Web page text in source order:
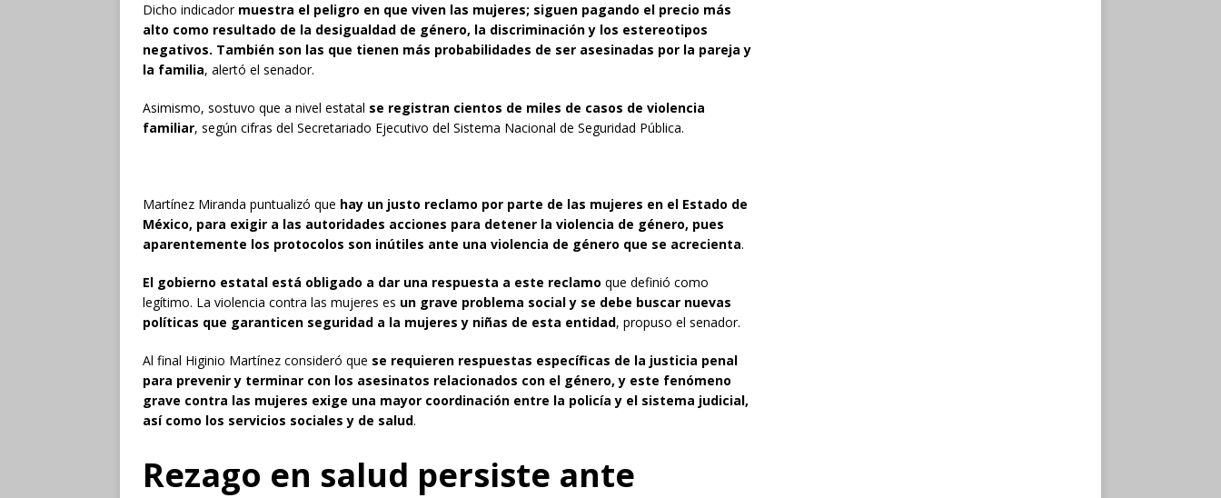
Dicho indicador muestra el peligro en que viven las mujeres; siguen pagando el precio más
alto como resultado de la desigualdad de género, la discriminación y los estereotipos
negativos. También son las que tienen más probabilidades de ser asesinadas por la pareja y
la familia, alertó el senador.
Asimismo, sostuvo que a nivel estatal se registran cientos de miles de casos de violencia
familiar, según cifras del Secretariado Ejecutivo del Sistema Nacional de Seguridad Pública.
Martínez Miranda puntualizó que hay un justo reclamo por parte de las mujeres en el Estado de
México, para exigir a las autoridades acciones para detener la violencia de género, pues
aparentemente los protocolos son inútiles ante una violencia de género que se acrecienta.
El gobierno estatal está obligado a dar una respuesta a este reclamo que definió como
legítimo. La violencia contra las mujeres es un grave problema social y se debe buscar nuevas
políticas que garanticen seguridad a la mujeres y niñas de esta entidad, propuso el senador.
Al final Higinio Martínez consideró que se requieren respuestas específicas de la justicia penal
para prevenir y terminar con los asesinatos relacionados con el género, y este fenómeno
grave contra las mujeres exige una mayor coordinación entre la policía y el sistema judicial,
así como los servicios sociales y de salud.
Rezago en salud persiste ante